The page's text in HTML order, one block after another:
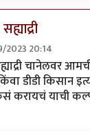
2023 20:14
चानेलवर
डीडी किसान
करायचं याची